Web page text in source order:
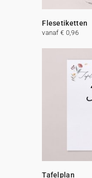
Flesetiketten
vanaf € 0,96
Tafelplan